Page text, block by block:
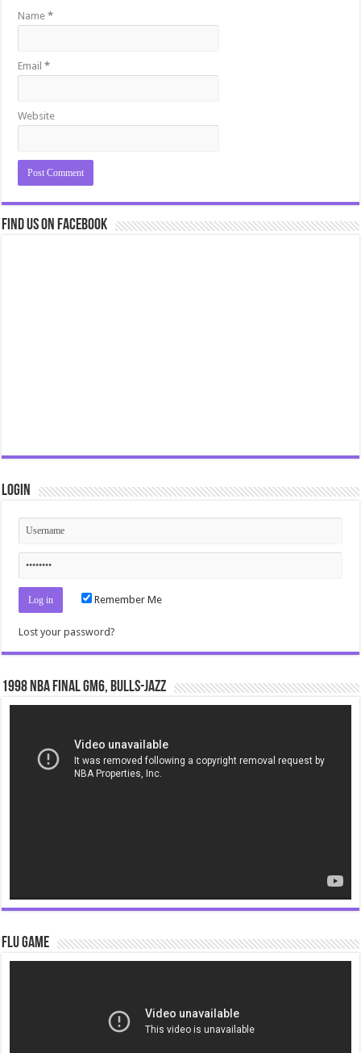
Name*
Email*
Website
Find us on Facebook
Login
Remember Me
Lost your password?
1998 NBA Final gm6, Bulls-Jazz
Flu Game